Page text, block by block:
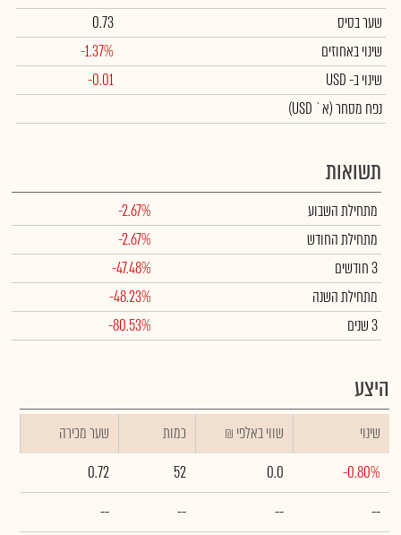
שער בסיס
0.73
שינוי באחוזים
-1.37%
שינויב- USD
-0.01
נפח מסחר(א` USD)
תשואות
מתחילת השבוע
-2.67%
מתחילת החודש
-2.67%
3 חודשים
-47.48%
מתחילת השנה
-48.23%
3 שנים
-80.53%
היצע
שינוי ₪ שווי באלפי כמות
שער מכירה
-0.80%
0.0
52
0.72
--
--
--
--